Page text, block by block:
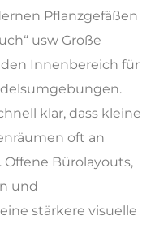
Pflanzgefäßen
usw Große
Innenbereich für
klar, dass kleine
oft an
Bürolayouts,
und
stärkere visuelle